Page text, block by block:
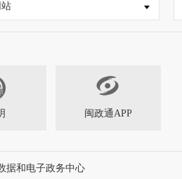
闽政通APP
据和电子政务中心